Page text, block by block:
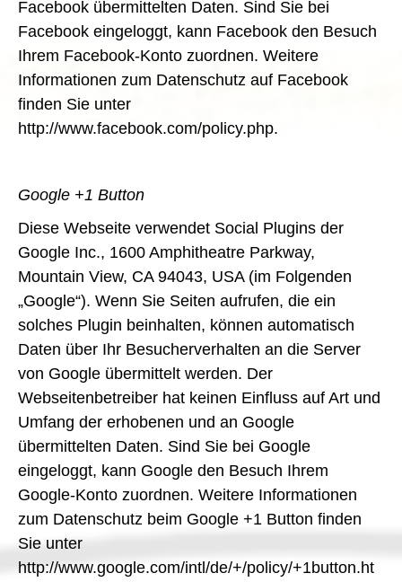
Facebook übermittelten Daten. Sind Sie bei
Facebook eingeloggt, kann Facebook den Besuch
Ihrem Facebook-Konto zuordnen. Weitere
Informationen zum Datenschutz auf Facebook
finden Sie unter
http://www.facebook.com/policy.php.
Google +1 Button
Diese Webseite verwendet Social Plugins der
Google Inc., 1600 Amphitheatre Parkway,
Mountain View, CA 94043, USA (im Folgenden
„Google“). Wenn Sie Seiten aufrufen, die ein
solches Plugin beinhalten, können automatisch
Daten über Ihr Besucherverhalten an die Server
von Google übermittelt werden. Der
Webseitenbetreiber hat keinen Einfluss auf Art und
Umfang der erhobenen und an Google
übermittelten Daten. Sind Sie bei Google
eingeloggt, kann Google den Besuch Ihrem
Google-Konto zuordnen. Weitere Informationen
zum Datenschutz beim Google +1 Button finden
Sie unter
http://www.google.com/intl/de/+/policy/+1button.ht